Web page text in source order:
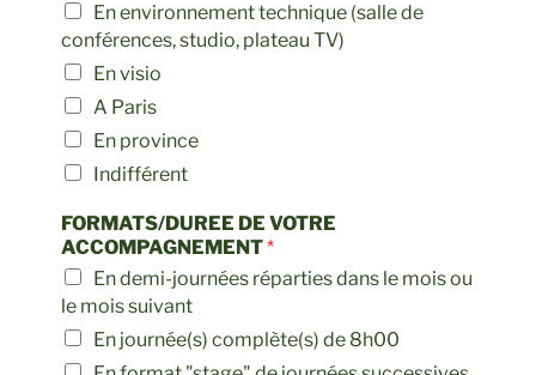
En environnement technique (salle de
conférences, studio, plateau TV)
En visio
A Paris
En province
Indifférent
FORMATS/DUREE DE VOTRE
ACCOMPAGNEMENT*
En demi-journées réparties dans le mois ou
le mois suivant
En journée(s) complète(s) de 8h00